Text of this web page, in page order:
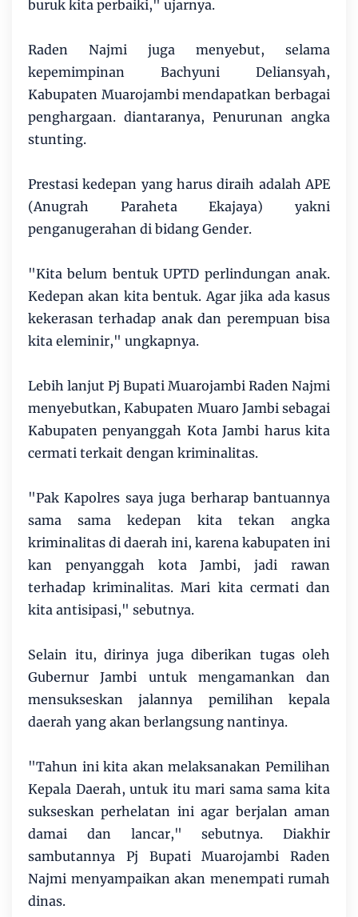
buruk kita perbaiki," ujarnya.
Raden Najmi juga menyebut, selama
kepemimpinan Bachyuni Deliansyah,
Kabupaten Muarojambi mendapatkan berbagai
penghargaan. diantaranya, Penurunan angka
stunting.
Prestasi kedepan yang harus diraih adalah APE
(Anugrah Paraheta Ekajaya) yakni
penganugerahan di bidang Gender.
"Kita belum bentuk UPTD perlindungan anak.
Kedepan akan kita bentuk. Agar jika ada kasus
kekerasan terhadap anak dan perempuan bisa
kita eleminir," ungkapnya.
Lebih lanjut Pj Bupati Muarojambi Raden Najmi
menyebutkan, Kabupaten Muaro Jambi sebagai
Kabupaten penyanggah Kota Jambi harus kita
cermati terkait dengan kriminalitas.
"Pak Kapolres saya juga berharap bantuannya
sama sama kedepan kita tekan angka
kriminalitas di daerah ini, karena kabupaten ini
kan penyanggah kota Jambi, jadi rawan
terhadap kriminalitas. Mari kita cermati dan
kita antisipasi," sebutnya.
Selain itu, dirinya juga diberikan tugas oleh
Gubernur Jambi untuk mengamankan dan
mensukseskan jalannya pemilihan kepala
daerah yang akan berlangsung nantinya.
"Tahun ini kita akan melaksanakan Pemilihan
Kepala Daerah, untuk itu mari sama sama kita
sukseskan perhelatan ini agar berjalan aman
damai dan lancar," sebutnya. Diakhir
sambutannya Pj Bupati Muarojambi Raden
Najmi menyampaikan akan menempati rumah
dinas.